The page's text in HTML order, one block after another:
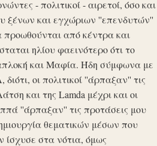
- πολιτικοί - αιρετοί, όσο και
ξένων και εγχώριων ''επενδυτών''
από κέντρα και
ηλίου φαεινότερο ότι το
και Μαφία. Ήδη σύμφωνα με
οι πολιτικοί ''άρπαξαν'' τις
και της Lamda μέχρι και οι
''άρπαξαν'' τις προτάσεις μου
θεματικών μέσων που
ίσχυσε στα νότια, όμως